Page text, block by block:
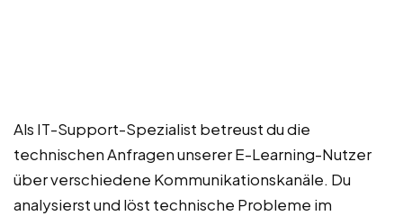
Als IT-Support-Spezialist betreust du die
technischen Anfragen unserer E-Learning-Nutzer
über verschiedene Kommunikationskanäle. Du
analysierst und löst technische Probleme im